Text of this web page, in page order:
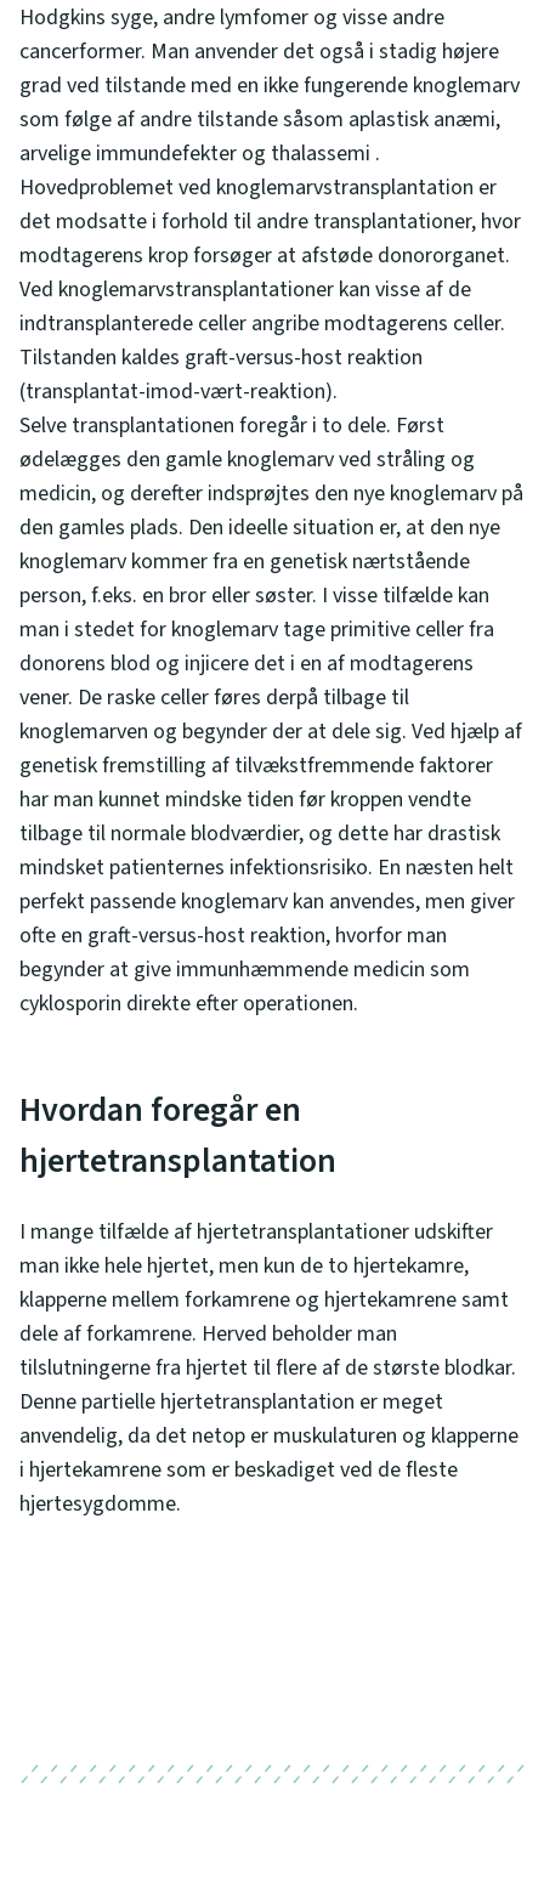
Hodgkins syge, andre lymfomer og visse andre
cancerformer. Man anvender det også i stadig højere
grad ved tilstande med en ikke fungerende knoglemarv
som følge af andre tilstande såsom aplastisk anæmi,
arvelige immundefekter og thalassemi .
Hovedproblemet ved knoglemarvstransplantation er
det modsatte i forhold til andre transplantationer, hvor
modtagerens krop forsøger at afstøde donororganet.
Ved knoglemarvstransplantationer kan visse af de
indtransplanterede celler angribe modtagerens celler.
Tilstanden kaldes graft-versus-host reaktion
(transplantat-imod-vært-reaktion).
Selve transplantationen foregår i to dele. Først
ødelægges den gamle knoglemarv ved stråling og
medicin, og derefter indsprøjtes den nye knoglemarv på
den gamles plads. Den ideelle situation er, at den nye
knoglemarv kommer fra en genetisk nærtstående
person, f.eks. en bror eller søster. I visse tilfælde kan
man i stedet for knoglemarv tage primitive celler fra
donorens blod og injicere det i en af modtagerens
vener. De raske celler føres derpå tilbage til
knoglemarven og begynder der at dele sig. Ved hjælp af
genetisk fremstilling af tilvækstfremmende faktorer
har man kunnet mindske tiden før kroppen vendte
tilbage til normale blodværdier, og dette har drastisk
mindsket patienternes infektionsrisiko. En næsten helt
perfekt passende knoglemarv kan anvendes, men giver
ofte en graft-versus-host reaktion, hvorfor man
begynder at give immunhæmmende medicin som
cyklosporin direkte efter operationen.
Hvordan foregår en
hjertetransplantation
I mange tilfælde af hjertetransplantationer udskifter
man ikke hele hjertet, men kun de to hjertekamre,
klapperne mellem forkamrene og hjertekamrene samt
dele af forkamrene. Herved beholder man
tilslutningerne fra hjertet til flere af de største blodkar.
Denne partielle hjertetransplantation er meget
anvendelig, da det netop er muskulaturen og klapperne
i hjertekamrene som er beskadiget ved de fleste
hjertesygdomme.